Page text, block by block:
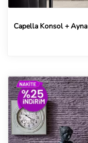
Capella Konsol + Ayna